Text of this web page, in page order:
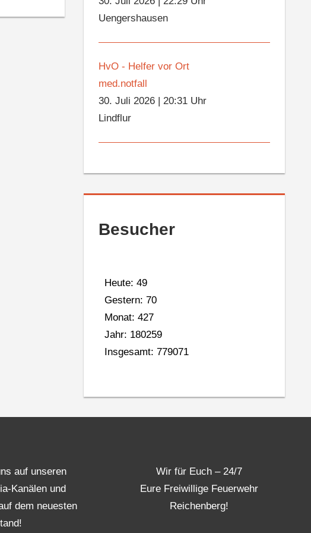
Uengershausen
HvO - Helfer vor Ort
med.notfall
30. Juli 2026 |20:31 Uhr
Lindflur
Besucher
Heute: 49
Gestern: 70
Monat: 427
Jahr: 180259
Insgesamt: 779071
auf unseren
Kanälen und
dem neuesten
Wir für Euch – 24/7
Eure Freiwillige Feuerwehr
Reichenberg!